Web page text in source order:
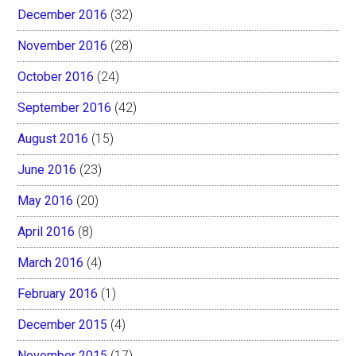
December 2016 (32)
November 2016 (28)
October 2016 (24)
September 2016 (42)
August 2016 (15)
June 2016 (23)
May 2016 (20)
April 2016 (8)
March 2016 (4)
February 2016 (1)
December 2015 (4)